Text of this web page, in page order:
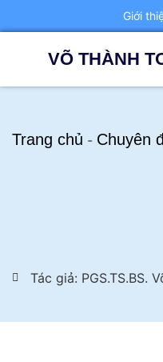
Giới
VÕ THÀNH
Trang chủ - Chuyên
Tác giả: PGS.TS.BS.